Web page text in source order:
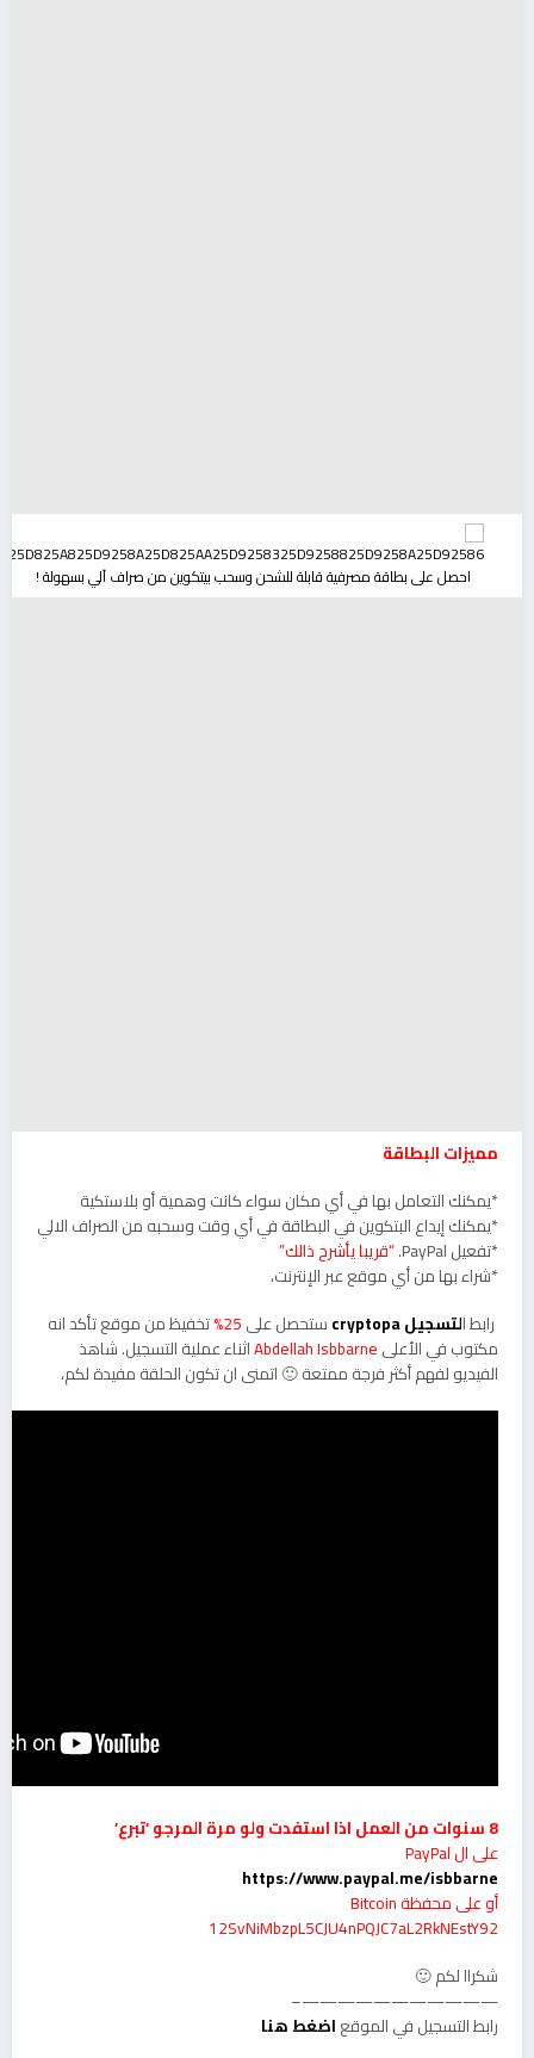
مميزات البطاقة
*يمكنك التعامل بها في أي مكان سواء كانت وهمية أو بلاستكية
*يمكنك إيداع البتكوين في البطاقة في أي وقت وسحبه من الصراف الالي
*تفعيل PayPal.
“قريبا يأشرح ذالك”
*شراء بها من أي موقع عبر الإنترنت،
رابط التسجيل cryptopa ستحصل على25% تخفيظ من موقع تأكد انه
مكتوب في الأعلىAbdellah Isbbarneاثناء عملية التسجيل. شاهذ
الفيديو لفهم أكثر فرجة ممتعة 🙂 اتمنى ان تكون الحلقة مفيدة لكم،
8 سنوات من العمل اذا استفدت ولو مرة المرجو ‘تبرع’
على ال PayPal
https://www.paypal.me/isbbarne
أو على محفظة Bitcoin
12SvNiMbzpL5CJU4nPQJC7aL2RkNEstY92
شكراا لكم 🙂
———————————–
رابط التسجيل في الموقعاضغط هنا